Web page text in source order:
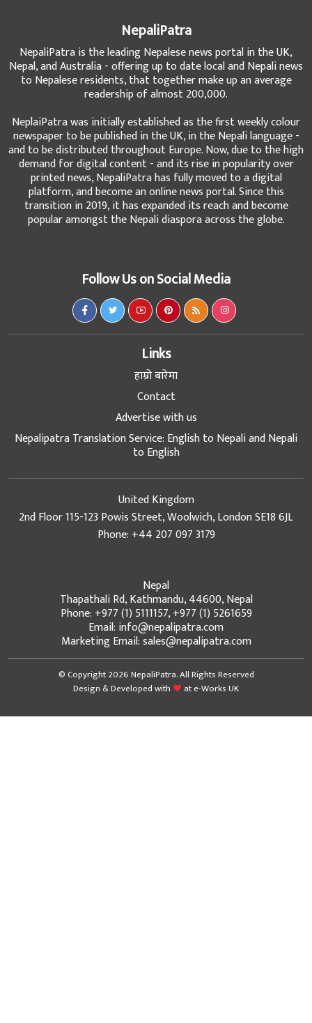
NepaliPatra
NepaliPatra is the leading Nepalese news portal in the UK,
Nepal, and Australia - offering up to date local and Nepali news
to Nepalese residents, that together make up an average
readership of almost 200,000.
NeplaiPatra was initially established as the first weekly colour
newspaper to be published in the UK, in the Nepali language -
and to be distributed throughout Europe. Now, due to the high
demand for digital content - and its rise in popularity over
printed news, NepaliPatra has fully moved to a digital
platform, and become an online news portal. Since this
transition in 2019, it has expanded its reach and become
popular amongst the Nepali diaspora across the globe.
Follow Us on Social Media
Links
हाम्रो बारेमा
Contact
Advertise with us
Nepalipatra Translation Service: English to Nepali and Nepali
to English
United Kingdom
2nd Floor 115-123 Powis Street, Woolwich, London SE18 6JL
Phone: +44 207 097 3179
Nepal
Thapathali Rd, Kathmandu, 44600, Nepal
Phone: +977 (1) 5111157, +977 (1) 5261659
Email: info@nepalipatra.com
Marketing Email: sales@nepalipatra.com
© Copyright 2026 NepaliPatra. All Rights Reserved
Design & Developed with
ate-Works UK